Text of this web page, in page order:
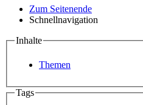
Zum Seitenende
Schnellnavigation
Inhalte
Themen
Tags